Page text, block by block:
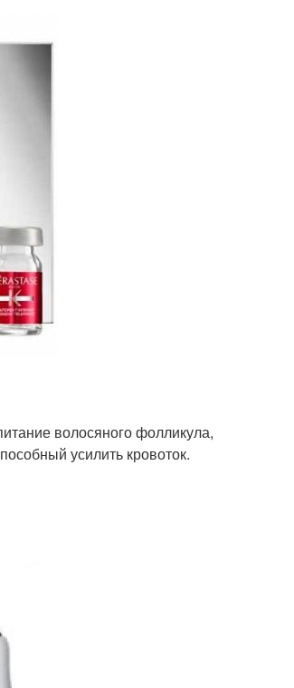
волосяного фолликула,
усилить кровоток.